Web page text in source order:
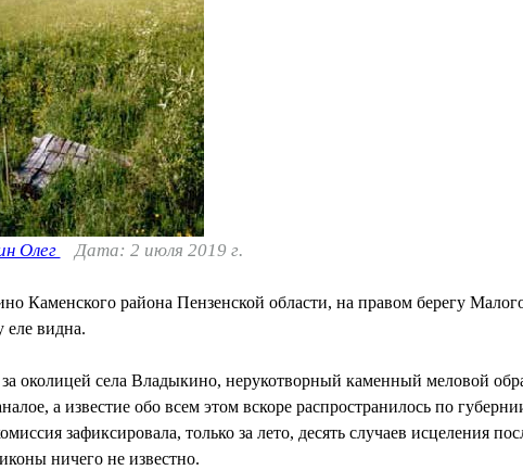
Олег Дата: 2 июля 2019 г.
Каменского района Пензенской области, на правом берегу
еле видна.
околицей села Владыкино, нерукотворный каменный меловой
а известие обо всем этом вскоре распространилось по
зафиксировала, только за лето, десять случаев исцеления
ничего не известно.